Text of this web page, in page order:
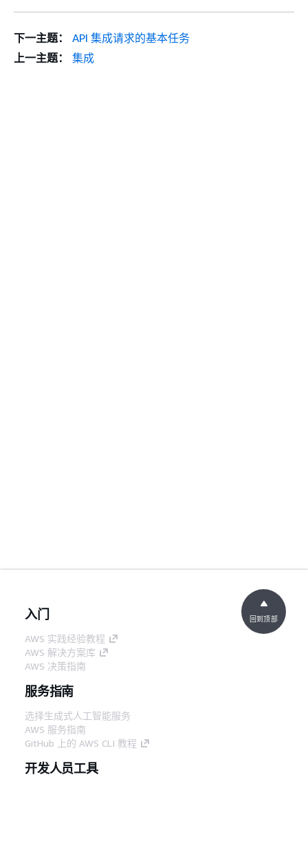
下一主题：
API 集成请求的基本任务
上一主题：
集成
入门
AWS 实践经验教程
AWS 解决方案库
AWS 决策指南
服务指南
选择生成式人工智能服务
AWS 服务指南
GitHub 上的 AWS CLI 教程
开发人员工具
回到顶部